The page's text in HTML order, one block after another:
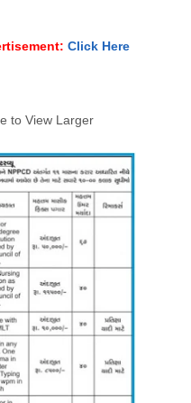
: Click Here
to View Larger